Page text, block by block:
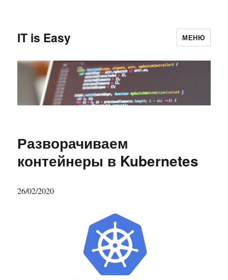
IT is Easy МЕНЮ
Разворачиваем
контейнеры в Kubernetes
26/02/2020